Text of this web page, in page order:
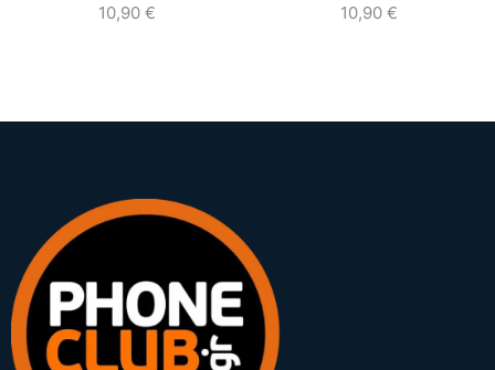
10,90 € 10,90 €